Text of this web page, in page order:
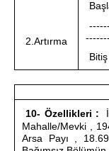
2.Artırma
10- Özellikleri :
Mahalle/Mevki ,
Arsa Payı ,